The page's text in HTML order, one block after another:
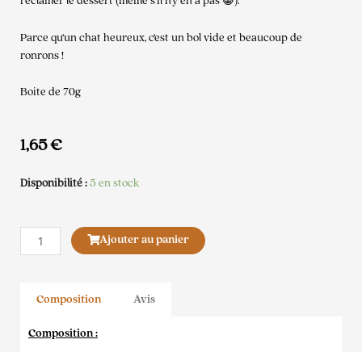
Parce qu’un chat heureux, c’est un bol vide et beaucoup de
ronrons !
Boite de 70g
1,65€
Disponibilité :5 en stock
quantité
de
Chat
Ajouter au panier
Composition Avis
Composition :